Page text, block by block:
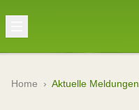
Home › Aktuelle Meldungen